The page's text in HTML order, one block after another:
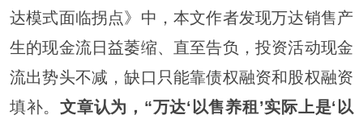
达模式面临拐点》中，本文作者发现万达销售产
生的现金流日益萎缩、直至告负，投资活动现金
流出势头不减，缺口只能靠债权融资和股权融资
填补。文章认为，“万达‘以售养租’实际上是‘以